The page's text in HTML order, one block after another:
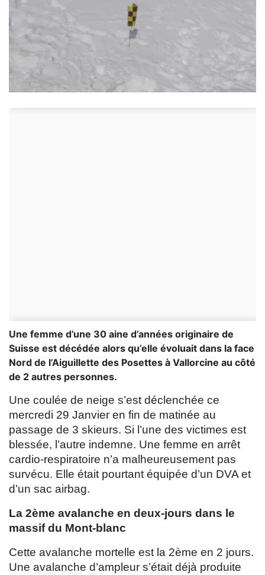
Une femme d’une 30 aine d’années originaire de
Suisse est décédée alors qu’elle évoluait dans la face
Nord de l’Aiguillette des Posettes à Vallorcine au côté
de 2 autres personnes.
Une coulée de neige s’est déclenchée ce
mercredi 29 Janvier en fin de matinée au
passage de 3 skieurs. Si l’une des victimes est
blessée, l’autre indemne. Une femme en arrêt
cardio-respiratoire n’a malheureusement pas
survécu. Elle était pourtant équipée d’un DVA et
d’un sac airbag.
La 2ème avalanche en deux-jours dans le
massif du Mont-blanc
Cette avalanche mortelle est la 2ème en 2 jours.
Une avalanche d’ampleur s’était déjà produite